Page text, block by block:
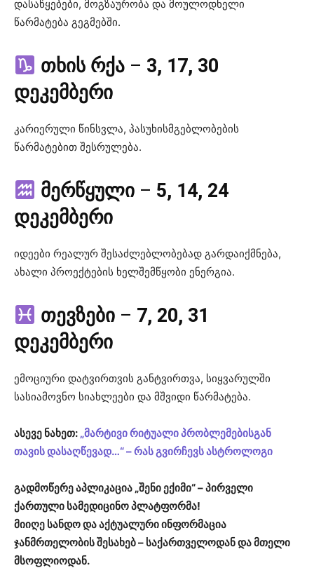
დასაწყებები, მოგზაურობა და მოულოდნელი
წარმატება გეგმებში.
თხის რქა– 3, 17, 30
დეკემბერი
კარიერული წინსვლა, პასუხისმგებლობების
წარმატებით შესრულება.
მერწყული– 5, 14, 24
დეკემბერი
იდეები რეალურ შესაძლებლობებად გარდაიქმნება,
ახალი პროექტების ხელშემწყობი ენერგია.
თევზები– 7, 20, 31
დეკემბერი
ემოციური დატვირთვის განტვირთვა, სიყვარულში
სასიამოვნო სიახლეები და მშვიდი წარმატება.
ასევე ნახეთ: „მარტივი რიტუალი პრობლემებისგან
თავის დასაღწევად…“ – რას გვირჩევს ასტროლოგი
გადმოწერე აპლიკაცია „შენი ექიმი“ – პირველი
ქართული სამედიცინო პლატფორმა!
მიიღე სანდო და აქტუალური ინფორმაცია
ჯანმრთელობის შესახებ – საქართველოდან და მთელი
მსოფლიოდან.